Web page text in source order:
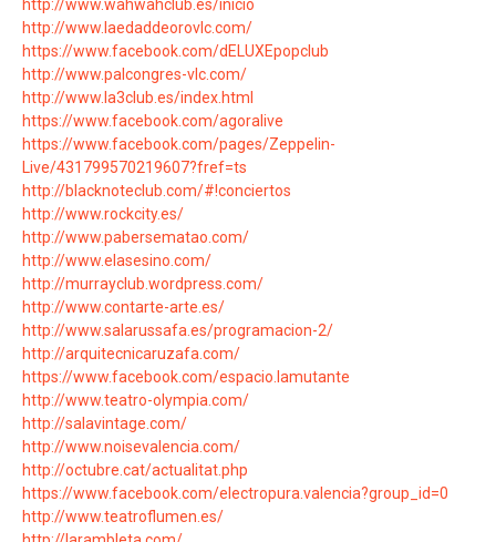
http://www.wahwahclub.es/inicio
http://www.laedaddeorovlc.com/
https://www.facebook.com/dELUXEpopclub
http://www.palcongres-vlc.com/
http://www.la3club.es/index.html
https://www.facebook.com/agoralive
https://www.facebook.com/pages/Zeppelin-
Live/431799570219607?fref=ts
http://blacknoteclub.com/#!conciertos
http://www.rockcity.es/
http://www.pabersematao.com/
http://www.elasesino.com/
http://murrayclub.wordpress.com/
http://www.contarte-arte.es/
http://www.salarussafa.es/programacion-2/
http://arquitecnicaruzafa.com/
https://www.facebook.com/espacio.lamutante
http://www.teatro-olympia.com/
http://salavintage.com/
http://www.noisevalencia.com/
http://octubre.cat/actualitat.php
https://www.facebook.com/electropura.valencia?group_id=0
http://www.teatroflumen.es/